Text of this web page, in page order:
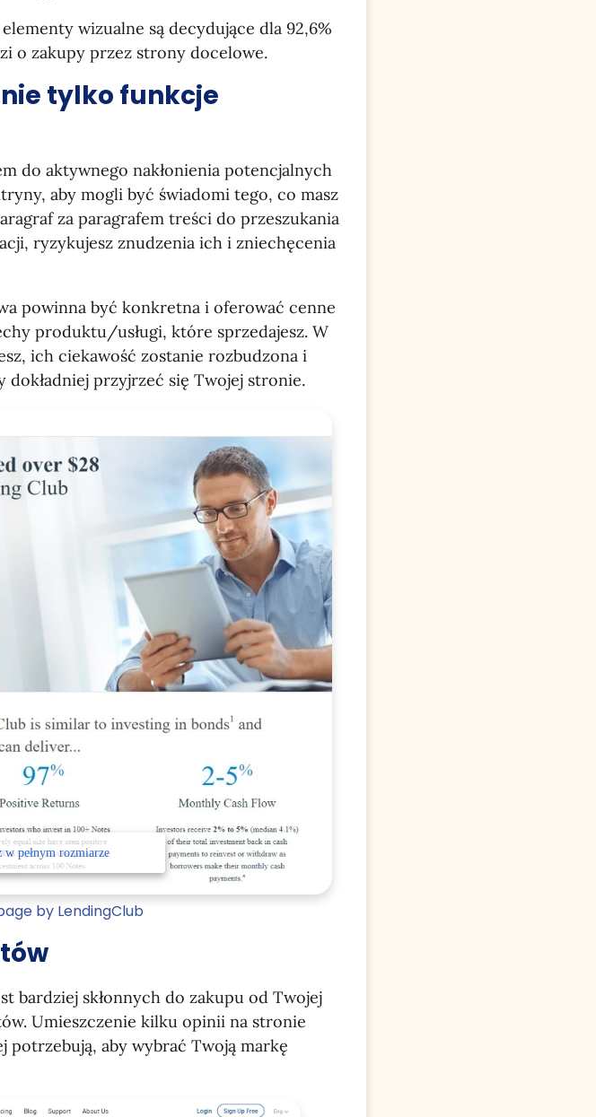
wizualne są decydujące dla 92,6%
o zakupy przez strony docelowe.
tylko funkcje
do aktywnego nakłonienia potencjalnych
aby mogli być świadomi tego, co masz
za paragrafem treści do przeszukania
ryzykujesz znudzenia ich i zniechęcenia
powinna być konkretna i oferować cenne
produktu/usługi, które sprzedajesz. W
ich ciekawość zostanie rozbudzona i
dokładniej przyjrzeć się Twojej stronie.
by LendingClub
bardziej skłonnych do zakupu od Twojej
Umieszczenie kilku opinii na stronie
aby wybrać Twoją markę